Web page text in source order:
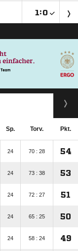
 :
Sp. Torv. Pkt.
24 70 : 28 54
24 73 : 38 53
24 72 : 27 51
24 65 : 25 50
24 58 : 24 49